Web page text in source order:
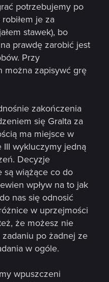
potrzebujemy po
je za
stawek), bo
prawdę zarobić jest
Przy
można zapisywć grę
zakończenia
się Gralta za
ma miejsce w
wykluczymy jedną
Decyzje
są wiążące co do
wpływ na to jak
nas się odnosić
w uprzejmości
że możesz nie
po żadnej ze
w ogóle.
wpuszczeni